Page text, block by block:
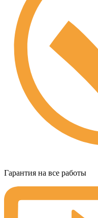
Гарантия на все работы